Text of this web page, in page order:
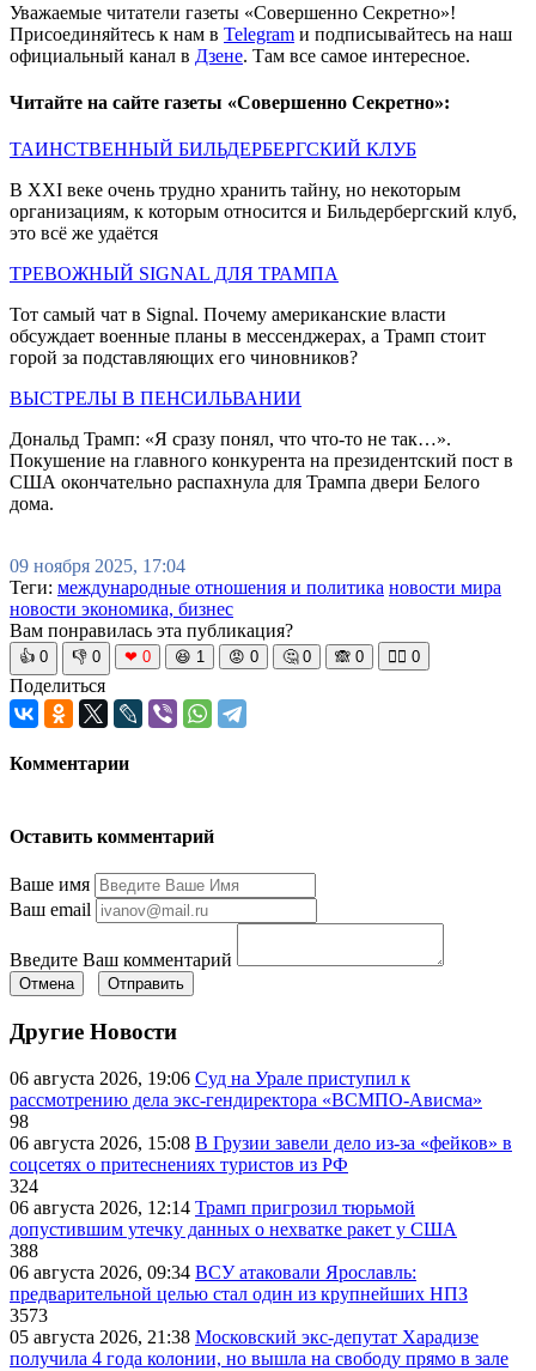
Уважаемые читатели газеты «Совершенно Секретно»!
Присоединяйтесь к нам в Telegram и подписывайтесь на наш
официальный канал в Дзене. Там все самое интересное.
Читайте на сайте газеты «Совершенно Секретно»:
ТАИНСТВЕННЫЙ БИЛЬДЕРБЕРГСКИЙ КЛУБ
В XXI веке очень трудно хранить тайну, но некоторым
организациям, к которым относится и Бильдербергский клуб,
это всё же удаётся
ТРЕВОЖНЫЙ SIGNAL ДЛЯ ТРАМПА
Тот самый чат в Signal. Почему американские власти
обсуждает военные планы в мессенджерах, а Трамп стоит
горой за подставляющих его чиновников?
ВЫСТРЕЛЫ В ПЕНСИЛЬВАНИИ
Дональд Трамп: «Я сразу понял, что что-то не так…».
Покушение на главного конкурента на президентский пост в
США окончательно распахнула для Трампа двери Белого
дома.
09 ноября 2025, 17:04
Теги: международные отношения и политика новости мира
новости экономика, бизнес
Вам понравилась эта публикация?
👍 0 👎 0 ❤ 0 😆 1 😡 0 🤔 0 🙈 0 🧘‍♀️ 0
Поделиться
Комментарии
Оставить комментарий
Ваше имя
Ваш email
Введите Ваш комментарий
Отмена Отправить
Другие Новости
06 августа 2026, 19:06 Суд на Урале приступил к
рассмотрению дела экс-гендиректора «ВСМПО-Ависма»
98
06 августа 2026, 15:08 В Грузии завели дело из-за «фейков» в
соцсетях о притеснениях туристов из РФ
324
06 августа 2026, 12:14 Трамп пригрозил тюрьмой
допустившим утечку данных о нехватке ракет у США
388
06 августа 2026, 09:34 ВСУ атаковали Ярославль:
предварительной целью стал один из крупнейших НПЗ
3573
05 августа 2026, 21:38 Московский экс-депутат Харадизе
получила 4 года колонии, но вышла на свободу прямо в зале